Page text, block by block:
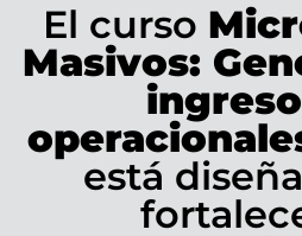
El curso
Masivos:
está